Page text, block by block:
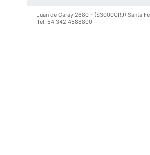
que les brinda a
Juan de Garay 2880 - (S3000CRJ) Santa Fe
Tel: 54 342 4588800